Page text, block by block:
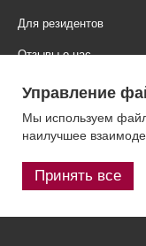
Для резидентов
Отзывы о нас
Фотогалерея
Контакты
Управление
Мы используем
наилучшее
Принять все